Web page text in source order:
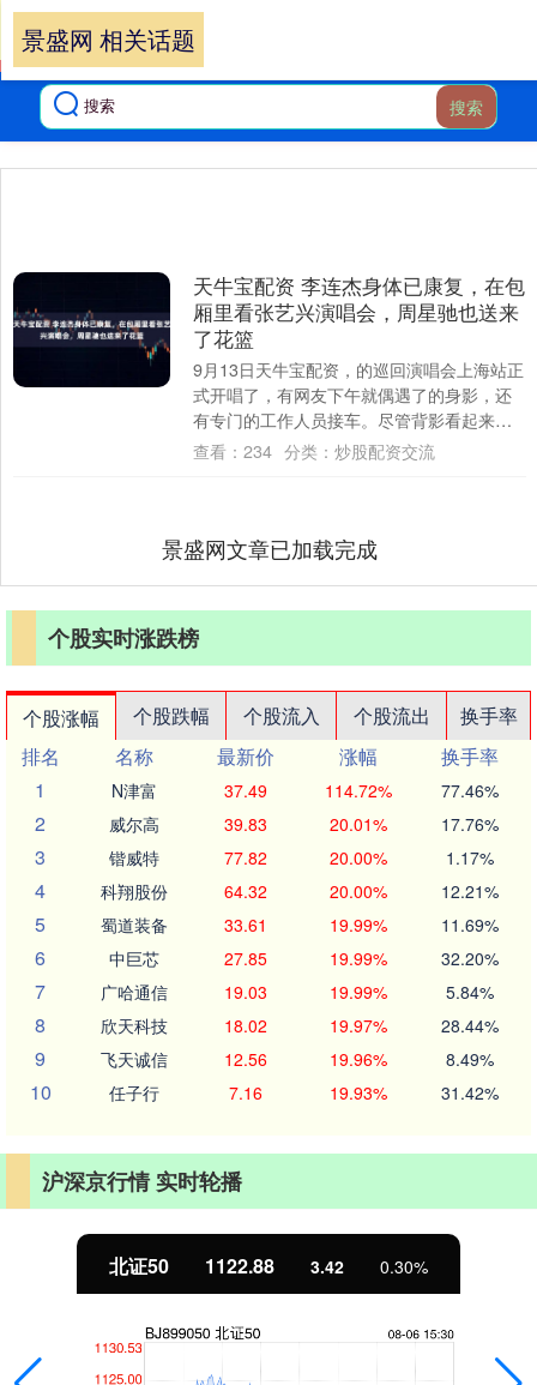
搜索
景盛网 相关话题
天牛宝配资 李连杰身体已康复，在包
厢里看张艺兴演唱会，周星驰也送来
了花篮
9月13日天牛宝配资，的巡回演唱会上海站正
式开唱了，有网友下午就偶遇了的身影，还
有专门的工作人员接车。尽管背影看起来，
身姿看起来都实打实的像李连杰，但总归还
查看： 234 分类： 炒股配资交流
景盛网文章已加载完成
个股实时涨跌榜
个股涨幅 个股跌幅 个股流入 个股流出
换手率
排名
名称 最新价 涨幅
换手率
1
N津富 37.49 114.72% 77.46%
2 威尔高 39.83 20.01% 17.76%
3 锴威特 77.82 20.00% 1.17%
4 科翔股份 64.32 20.00% 12.21%
5 蜀道装备 33.61 19.99% 11.69%
6 中巨芯 27.85 19.99% 32.20%
7 广哈通信 19.03 19.99% 5.84%
8 欣天科技 18.02 19.97% 28.44%
9 飞天诚信 12.56 19.96% 8.49%
10 任子行 7.16 19.93% 31.42%
沪深京行情 实时轮播
北证50 1122.88 3.42 0.30%